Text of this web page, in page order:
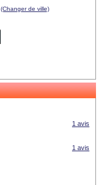
(Changer de ville)
1 avis
1 avis